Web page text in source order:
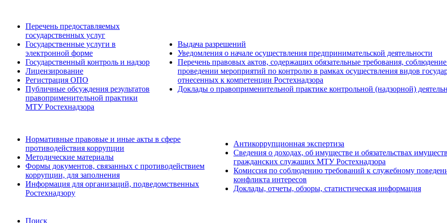
Перечень предоставляемых
государственных услуг
Государственные услуги в
электронной форме
Государственный контроль и надзор
Лицензирование
Регистрация ОПО
Публичные обсуждения результатов
правоприменительной практики
МТУ Ростехнадзора
Выдача разрешений
Уведомления о начале осуществления предпринимательской деятельности
Перечень правовых актов, содержащих обязательные требования,
проведении мероприятий по контролю в рамках осуществления видов
отнесенных к компетенции Ростехнадзора
Доклады о правоприменительной практике контрольной (надзорной)
Нормативные правовые и иные акты в сфере
противодействия коррупции
Методические материалы
Формы документов, связанных с противодействием
коррупции, для заполнения
Информация для организаций, подведомственных
Ростехнадзору
Антикоррупционная экспертиза
Сведения о доходах, об имуществе и обязательствах
гражданских служащих МТУ Ростехнадзора
Комиссия по соблюдению требований к служебному
конфликта интересов
Доклады, отчеты, обзоры, статистическая информация
Поиск